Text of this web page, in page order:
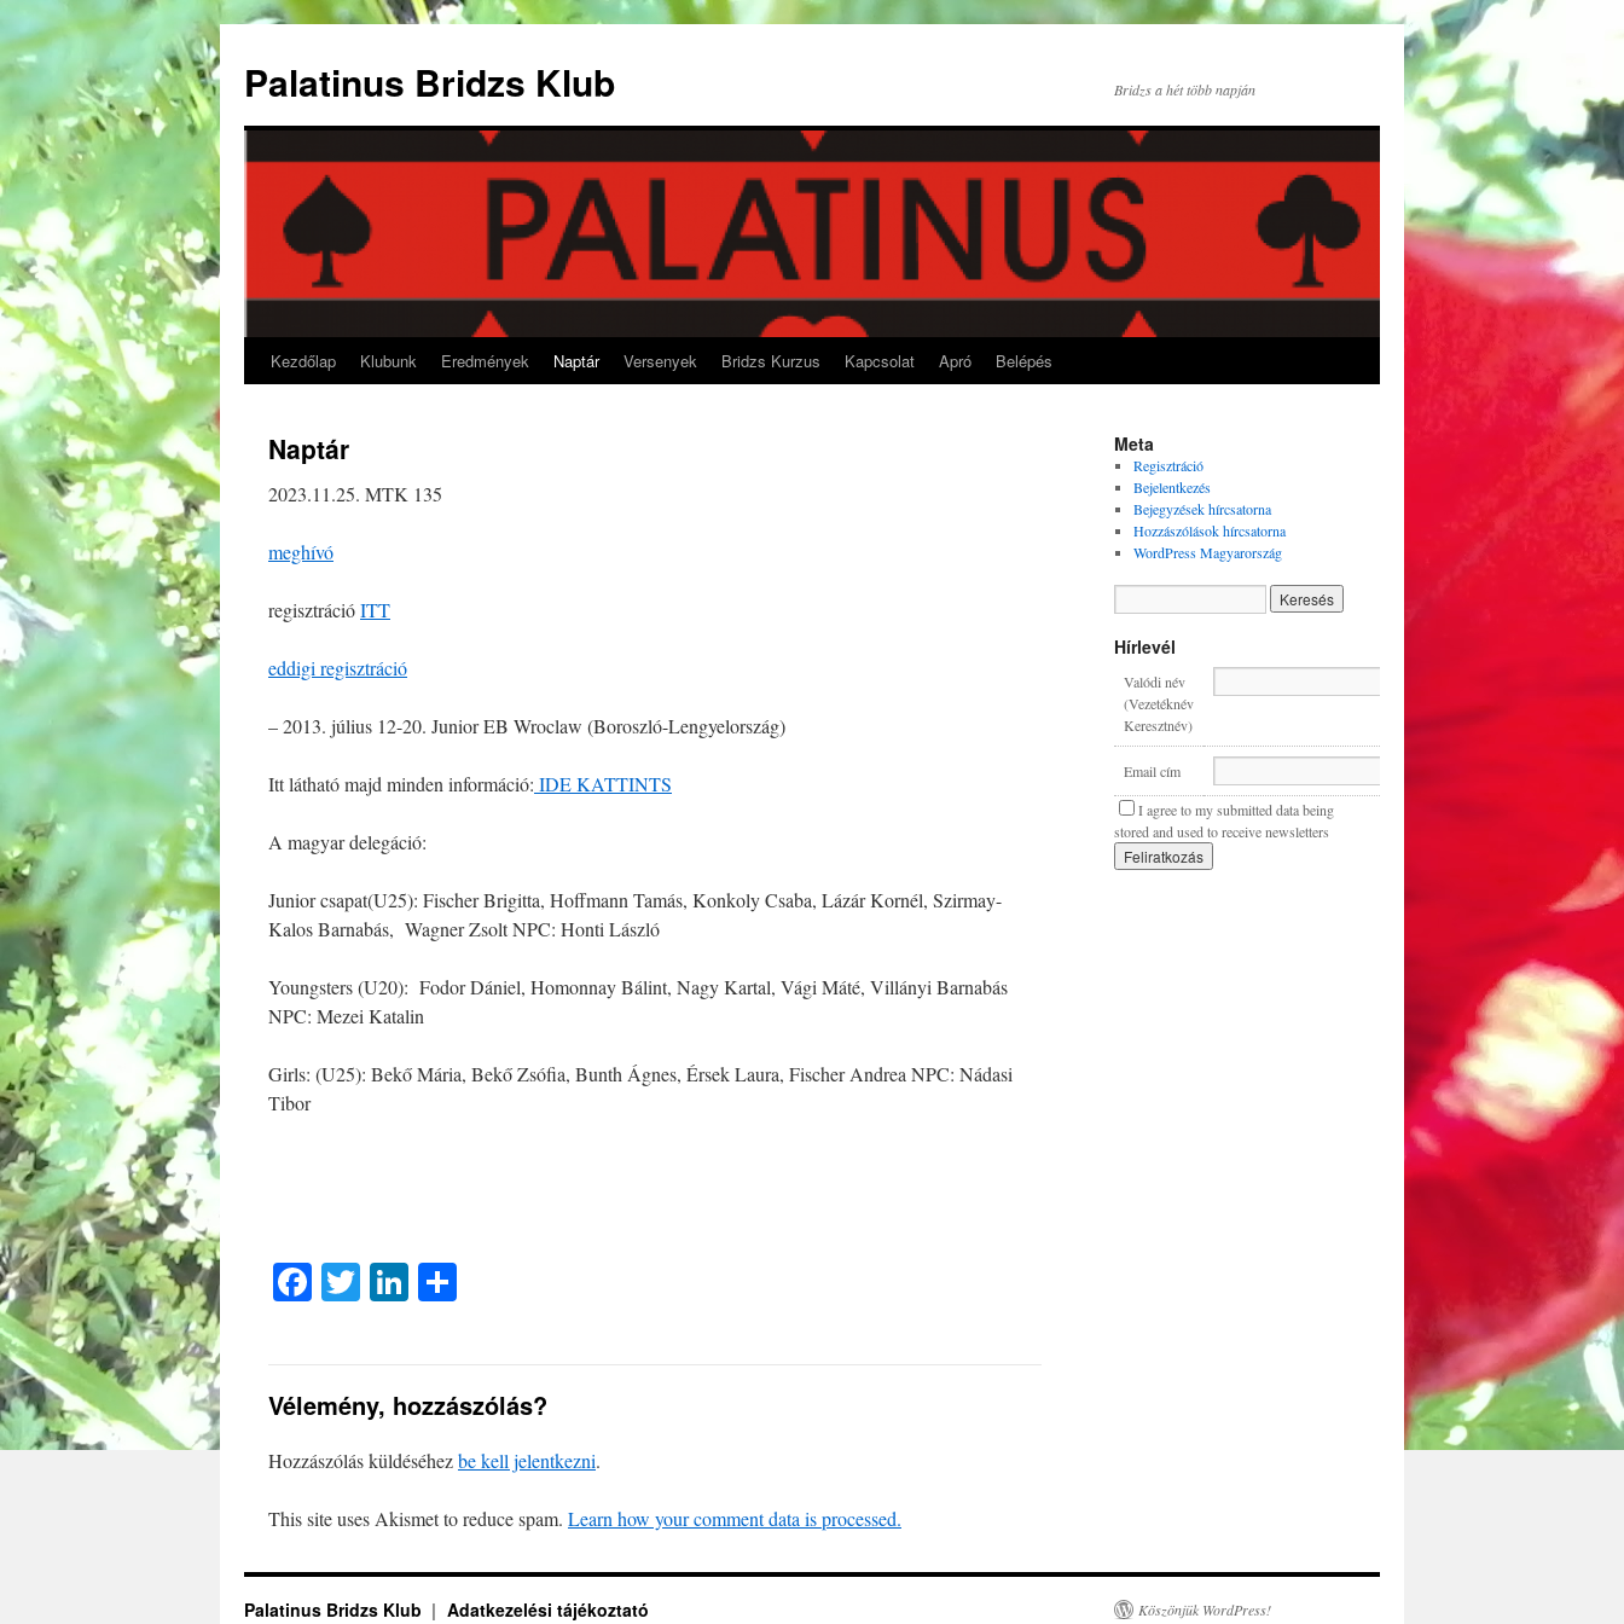
tartalomba
Palatinus Bridzs Klub Bridzs a hét több napján
Kezdőlap Klubunk Eredmények Naptár Versenyek Bridzs Kurzus Kapcsolat Apró Belépés
Naptár
2023.11.25. MTK 135
meghívó
regisztrációITT
eddigi regisztráció
– 2013. július 12-20. Junior EB Wroclaw (Boroszló-Lengyelország)
Itt látható majd minden információ: IDE KATTINTS
A magyar delegáció:
Junior csapat(U25): Fischer Brigitta, Hoffmann Tamás, Konkoly Csaba, Lázár Kornél, Szirmay-
Kalos Barnabás, Wagner Zsolt NPC: Honti László
Youngsters (U20): Fodor Dániel, Homonnay Bálint, Nagy Kartal, Vági Máté, Villányi Barnabás
NPC: Mezei Katalin
Girls: (U25): Bekő Mária, Bekő Zsófia, Bunth Ágnes, Érsek Laura, Fischer Andrea NPC: Nádasi
Tibor
Facebook
TwitterLinkedIn
Vélemény, hozzászólás?
Hozzászólás küldéséhezbe kell jelentkezni.
This site uses Akismet to reduce spam. Learn how your comment data is processed.
Meta
Regisztráció
Bejelentkezés
Bejegyzések hírcsatorna
Hozzászólások hírcsatorna
WordPress Magyarország
Hírlevél
Valódi név
(Vezetéknév
Keresztnév)
Email cím
I agree to my submitted data being
stored and used to receive newsletters
Palatinus Bridzs Klub Adatkezelési tájékoztató Köszönjük WordPress!